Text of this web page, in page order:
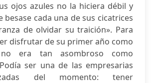
ojos azules no la hiciera débil y
besase cada una de sus cicatrices
de olvidar su traición». Para
disfrutar de su primer año como
no era tan asombroso como
ser una de las empresarias
del momento: tener